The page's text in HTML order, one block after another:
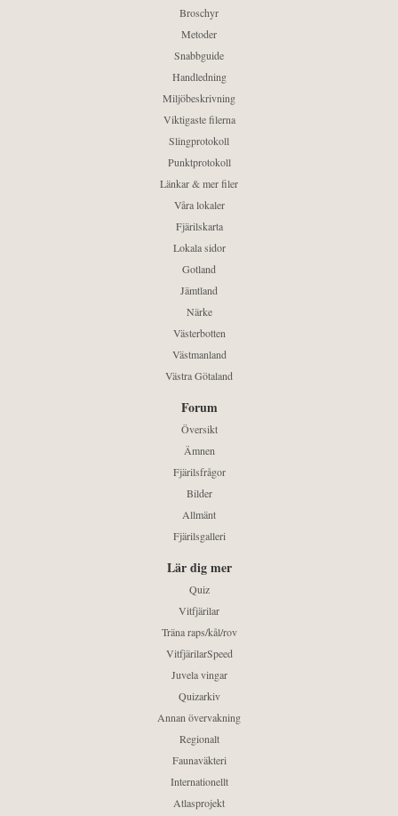
Broschyr
Metoder
Snabbguide
Handledning
Miljöbeskrivning
Viktigaste filerna
Slingprotokoll
Punktprotokoll
Länkar & mer filer
Våra lokaler
Fjärilskarta
Lokala sidor
Gotland
Jämtland
Närke
Västerbotten
Västmanland
Västra Götaland
Forum
Översikt
Ämnen
Fjärilsfrågor
Bilder
Allmänt
Fjärilsgalleri
Lär dig mer
Quiz
Vitfjärilar
Träna raps/kål/rov
VitfjärilarSpeed
Juvela vingar
Quizarkiv
Annan övervakning
Regionalt
Faunaväkteri
Internationellt
Atlasprojekt